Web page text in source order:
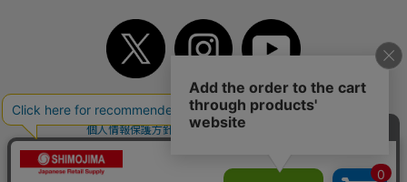
TOP 初めてご利用のお客様へ ご利用案内
ご利用規約
個人情報保護方針
特定商取引法
よくあるご質問
サイトマップ
WEBカタログ 英語版TOP